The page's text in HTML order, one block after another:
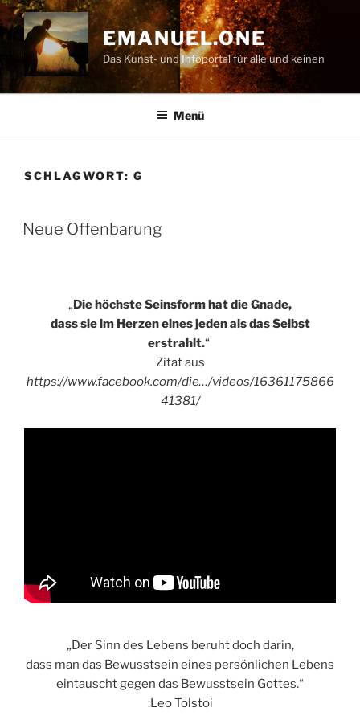
Zum
Inhalt
springen
EMANUEL.ONE
Das Kunst- und Infoportal für alle und keinen
Menü
SCHLAGWORT: G
VERÖFFENTLICHT
AM
Neue Offenbarung
„Die höchste Seinsform hat die Gnade,
dass sie im Herzen eines jeden als das Selbst
erstrahlt.“
Zitat aus
https://www.facebook.com/die…/videos/16361175866
41381/
„Der Sinn des Lebens beruht doch darin,
dass man das Bewusstsein eines persönlichen Lebens
eintauscht gegen das Bewusstsein Gottes.“
:Leo Tolstoi